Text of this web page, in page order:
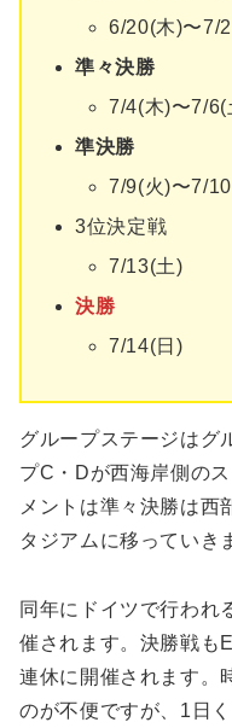
6/20(木)〜7/
準々決勝
7/4(木)〜7/6(
準決勝
7/9(火)〜7/
3位決定戦
7/13(土)
決勝
7/14(日)
グループステージはグ
プC・Dが西海岸側の
メントは準々決勝は西
タジアムに移っていき
同年にドイツで行われ
催されます。決勝戦も
連休に開催されます。
のが不便ですが、1日